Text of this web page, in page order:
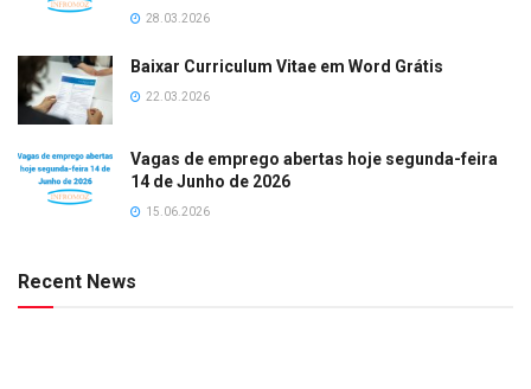
28.03.2026
Baixar Curriculum Vitae em Word Grátis
22.03.2026
Vagas de emprego abertas hoje segunda-feira
14 de Junho de 2026
15.06.2026
Recent News